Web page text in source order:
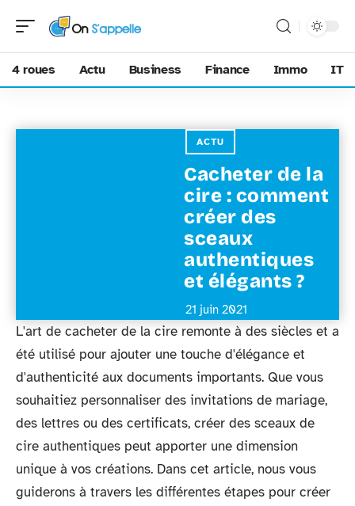
4 roues Actu Business Finance Immo IT
ACTU
Cacheter de la
cire : comment
créer des
sceaux
authentiques
et élégants ?
21 juin 2021
L'art de cacheter de la cire remonte à des siècles et a
été utilisé pour ajouter une touche d'élégance et
d'authenticité aux documents importants. Que vous
souhaitiez personnaliser des invitations de mariage,
des lettres ou des certificats, créer des sceaux de
cire authentiques peut apporter une dimension
unique à vos créations. Dans cet article, nous vous
guiderons à travers les différentes étapes pour créer